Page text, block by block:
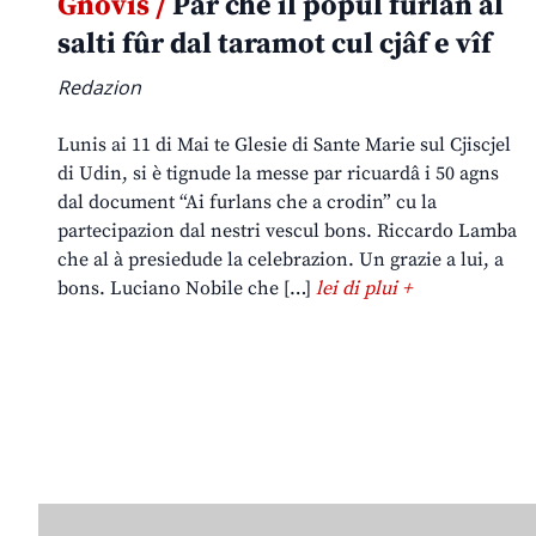
salti fûr dal taramot cul cjâf e vîf
Redazion
Lunis ai 11 di Mai te Glesie di Sante Marie sul Cjiscjel
di Udin, si è tignude la messe par ricuardâ i 50 agns
dal document “Ai furlans che a crodin” cu la
partecipazion dal nestri vescul bons. Riccardo Lamba
che al à presiedude la celebrazion. Un grazie a lui, a
bons. Luciano Nobile che […] lei di plui +